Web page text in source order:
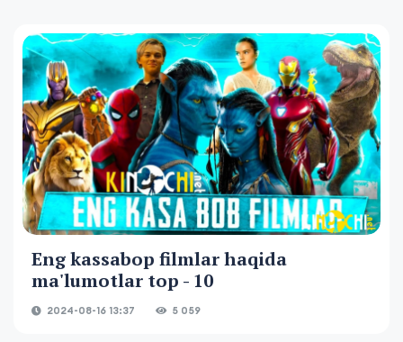
Eng kassabop filmlar haqida
ma'lumotlar top - 10
2024-08-16 13:37 5 059